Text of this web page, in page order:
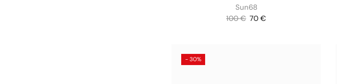
Sun68
100€ 70 €
- 30%